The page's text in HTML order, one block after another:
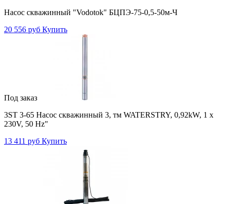
Насос скважинный "Vodotok" БЦПЭ-75-0,5-50м-Ч
20 556 руб Купить
Под заказ
3ST 3-65 Насос скважинный 3, тм WATERSTRY, 0,92kW, 1 х
230V, 50 Hz"
13 411 руб Купить